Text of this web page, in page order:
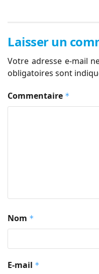
Laisser un
Votre adresse e-mail
obligatoires sont
Commentaire *
Nom *
E-mail *